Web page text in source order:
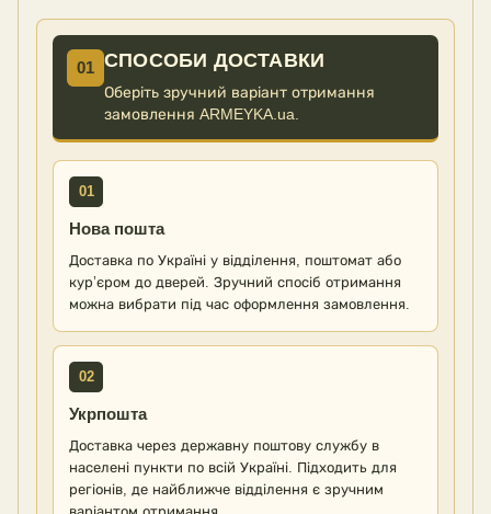
01 СПОСОБИ ДОСТАВКИ
Оберіть зручний варіант отримання
замовлення ARMEYKA.ua.
01
Нова пошта
Доставка по Україні у відділення, поштомат або
кур’єром до дверей. Зручний спосіб отримання
можна вибрати під час оформлення замовлення.
02
Укрпошта
Доставка через державну поштову службу в
населені пункти по всій Україні. Підходить для
регіонів, де найближче відділення є зручним